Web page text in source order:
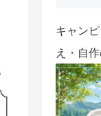
キャン
え・自